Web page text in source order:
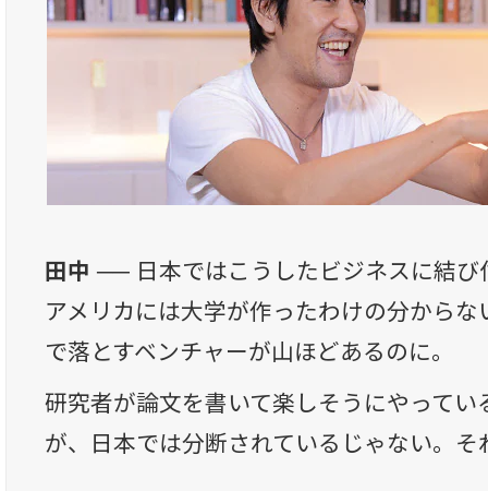
田中 ── 日本ではこうしたビジネスに結
アメリカには大学が作ったわけの分から
で落とすベンチャーが山ほどあるのに。
研究者が論文を書いて楽しそうにやって
が、日本では分断されているじゃない。そ